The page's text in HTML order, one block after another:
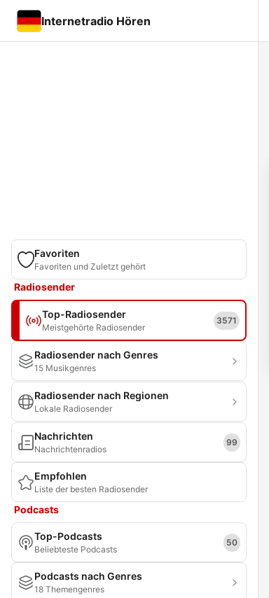
Internetradio Hören
Favoriten
Favoriten und Zuletzt gehört
Radiosender
Top-Radiosender
Meistgehörte Radiosender
3571
Radiosender nach Genres
15 Musikgenres
Radiosender nach Regionen
Lokale Radiosender
Nachrichten
Nachrichtenradios
99
Empfohlen
Liste der besten Radiosender
Podcasts
Top-Podcasts
Beliebteste Podcasts
50
Podcasts nach Genres
18 Themengenres